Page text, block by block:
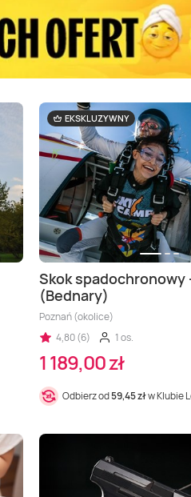
EKSKLUZYWNY
Skok spadochronowy
(Bednary)
Poznań (okolice)
4,80 (6)
1 os.
1 189,00 zł
Odbierz od59,45 złw Klubie